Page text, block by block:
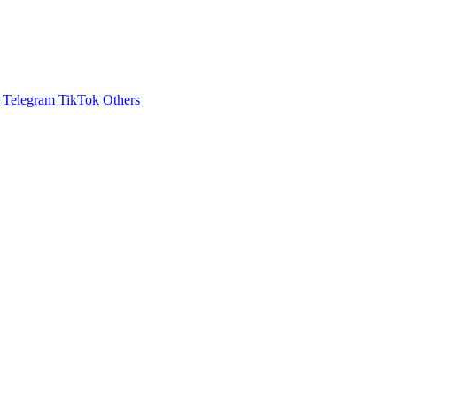
Telegram TikTok Others